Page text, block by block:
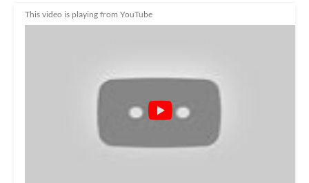
This video is playing from YouTube